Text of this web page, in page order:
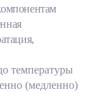
температуры
(медленно)